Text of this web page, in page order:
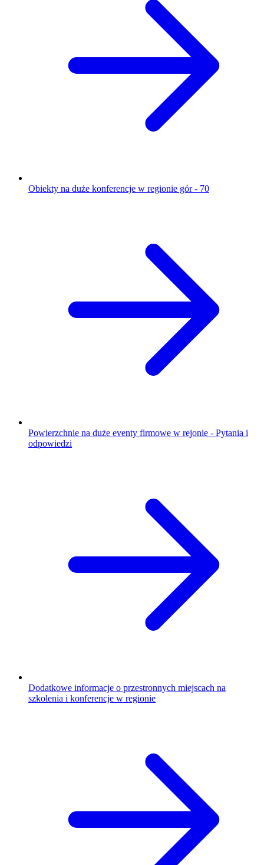
Obiekty na duże konferencje w regionie gór - 70
Powierzchnie na duże eventy firmowe w rejonie - Pytania i
odpowiedzi
Dodatkowe informacje o przestronnych miejscach na
szkolenia i konferencje w regionie